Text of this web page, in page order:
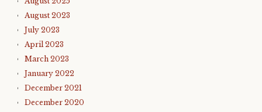
August 2023
July 2023
April 2023
March 2023
January 2022
December 2021
December 2020